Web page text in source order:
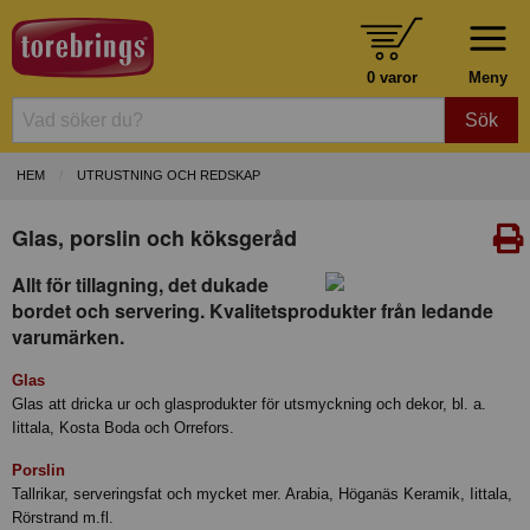
Meny
0 varor
Sök
HEM UTRUSTNING OCH REDSKAP
Glas, porslin och köksgeråd
Allt för tillagning, det dukade
bordet och servering. Kvalitetsprodukter från ledande
varumärken.
Glas
Glas att dricka ur och glasprodukter för utsmyckning och dekor, bl. a.
Iittala, Kosta Boda och Orrefors.
Porslin
Tallrikar, serveringsfat och mycket mer. Arabia, Höganäs Keramik, Iittala,
Rörstrand m.fl.